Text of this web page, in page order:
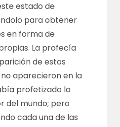
estado de
para obtener
en forma de
La profecía
de estos
aparecieron en la
profetizado la
del mundo; pero
cada una de las